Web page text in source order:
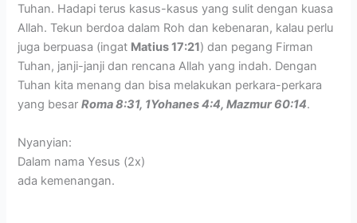
Tuhan. Hadapi terus kasus-kasus yang sulit dengan kuasa
Allah. Tekun berdoa dalam Roh dan kebenaran, kalau perlu
juga berpuasa (ingat Matius 17:21) dan pegang Firman
Tuhan, janji-janji dan rencana Allah yang indah. Dengan
Tuhan kita menang dan bisa melakukan perkara-perkara
yang besarRoma 8:31, 1Yohanes 4:4, Mazmur 60:14.
Nyanyian:
Dalam nama Yesus (2x)
ada kemenangan.